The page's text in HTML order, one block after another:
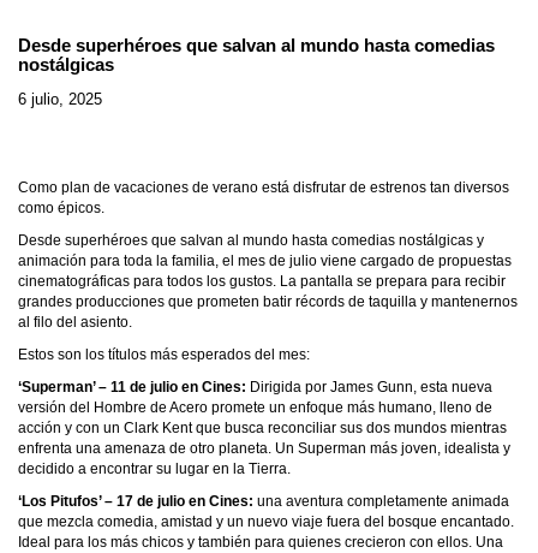
Desde superhéroes que salvan al mundo hasta comedias
nostálgicas
6 julio, 2025
Como plan de vacaciones de verano está disfrutar de estrenos tan diversos
como épicos.
Desde superhéroes que salvan al mundo hasta comedias nostálgicas y
animación para toda la familia, el mes de julio viene cargado de propuestas
cinematográficas para todos los gustos. La pantalla se prepara para recibir
grandes producciones que prometen batir récords de taquilla y mantenernos
al filo del asiento.
Estos son los títulos más esperados del mes:
‘Superman’ – 11 de julio en Cines: Dirigida por James Gunn, esta nueva
versión del Hombre de Acero promete un enfoque más humano, lleno de
acción y con un Clark Kent que busca reconciliar sus dos mundos mientras
enfrenta una amenaza de otro planeta. Un Superman más joven, idealista y
decidido a encontrar su lugar en la Tierra.
‘Los Pitufos’ – 17 de julio en Cines: una aventura completamente animada
que mezcla comedia, amistad y un nuevo viaje fuera del bosque encantado.
Ideal para los más chicos y también para quienes crecieron con ellos. Una